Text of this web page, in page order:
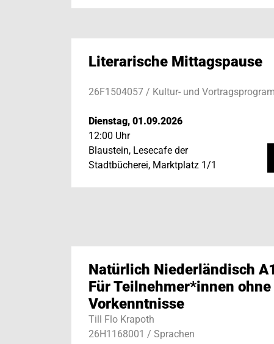
Literarische Mittagspause
26F1504057 / Kultur- und
Dienstag, 01.09.2026
12:00 Uhr
Blaustein, Lesecafe der
Stadtbücherei, Marktplatz 1/1
Natürlich Niederländisch
Für Teilnehmer*innen ohne
Vorkenntnisse
Till Flo Krapoth
26H1168001 / Sprachen